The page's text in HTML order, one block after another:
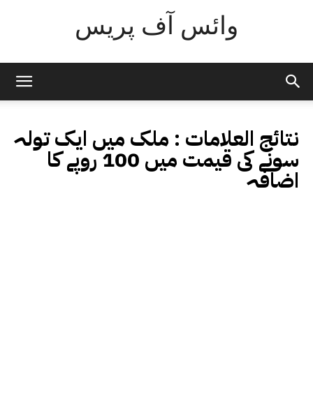
وائس آف پریس
نتائج العلامات : ملک میں ایک تولہ
سونے کی قیمت میں 100 روپے کا
اضافہ